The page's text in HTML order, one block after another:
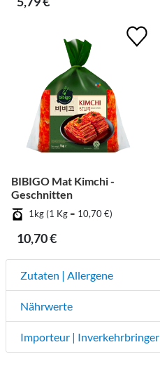
BIBIGO Mat Kimchi -
Geschnitten
1kg (1 Kg = 10,70 €)
10,70 €
Zutaten | Allergene
Nährwerte
Importeur | Inverkehrbringer